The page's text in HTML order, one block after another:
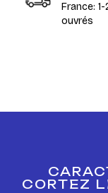
France:
ouvrés
CORTEZ